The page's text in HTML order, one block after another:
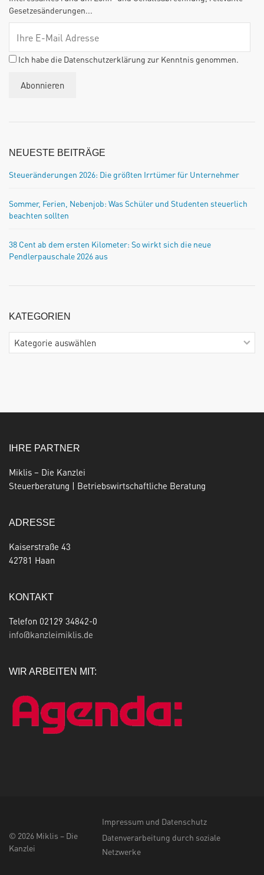
Gesetzesänderungen...
Ich habe die Datenschutzerklärung zur Kenntnis genommen.
NEUESTE BEITRÄGE
Steueränderungen 2026: Die größten Irrtümer für Unternehmer
Sommer, Ferien, Nebenjob: Was Schüler und Studenten steuerlich
beachten sollten
38 Cent ab dem ersten Kilometer: So wirkt sich die neue
Pendlerpauschale 2026 aus
KATEGORIEN
Kategorien
IHRE PARTNER
Miklis – Die Kanzlei
Steuerberatung | Betriebswirtschaftliche Beratung
ADRESSE
Kaiserstraße 43
42781 Haan
KONTAKT
Telefon 02129 34842-0
info@kanzleimiklis.de
WIR ARBEITEN MIT:
© 2026 Miklis – Die
Kanzlei
Impressum und Datenschutz
Datenverarbeitung durch soziale
Netzwerke